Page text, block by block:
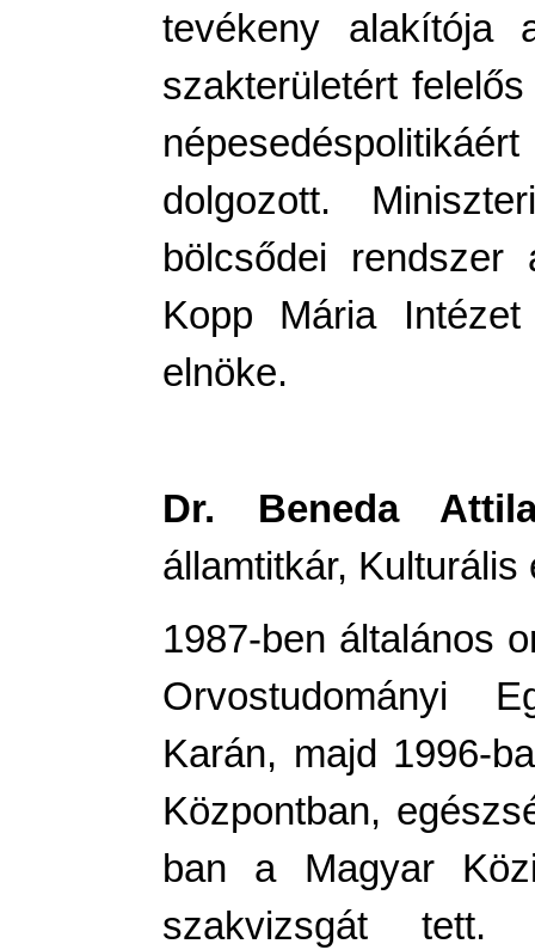
tevékeny alakítója
szakterületért
dolgozott.
bölcsődei
Kopp Mária
elnöke.
Dr. Beneda
államtitkár,
1987-ben általános
Orvostudományi
Karán, majd 1996-
Központban,
ban a Magyar
szakvizsgát tett.